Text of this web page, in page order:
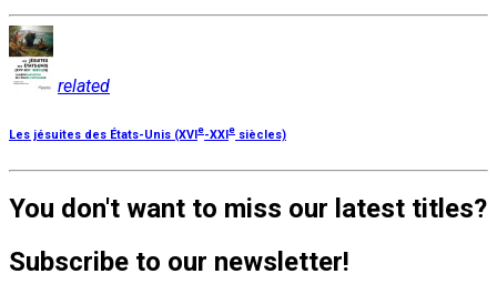
related
Les jésuites des États-Unis (XVIe-XXIe siècles)
You don't want to miss our latest titles?
Subscribe to our newsletter!